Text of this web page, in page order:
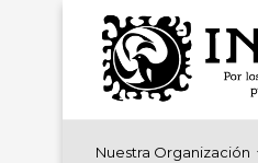
Nuestra Organización